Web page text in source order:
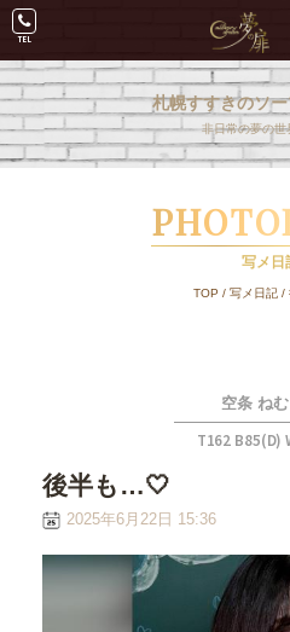
札幌すすきのソ
非日常の夢の世
写メ日
TOP / 写メ日記/
空条 ねむ
T162 B85(D)
後半も…🤍
2025年6月22日 15:36